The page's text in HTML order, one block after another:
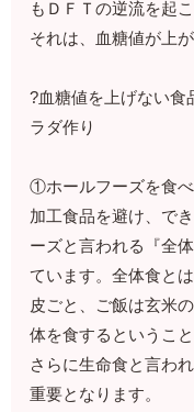
もＤＦＴの逆流を起
それは、血糖値が上
?血糖値を上げない食
ラダ作り
①ホールフーズを食
加工食品を避け、で
ーズと言われる『全
ています。全体食と
皮ごと、ご飯は玄米
体を食するということ
さらに生命食と言わ
重要となります。